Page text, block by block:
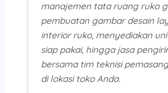
manajemen tata ruang ruko
pembuatan gambar desain
interior ruko, menyediakan
siap pakai, hingga jasa
bersama tim teknisi
di lokasi toko Anda.